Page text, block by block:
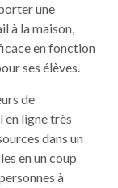
une
à la maison,
en fonction
ses élèves.
de
en ligne très
dans un
en un coup
à